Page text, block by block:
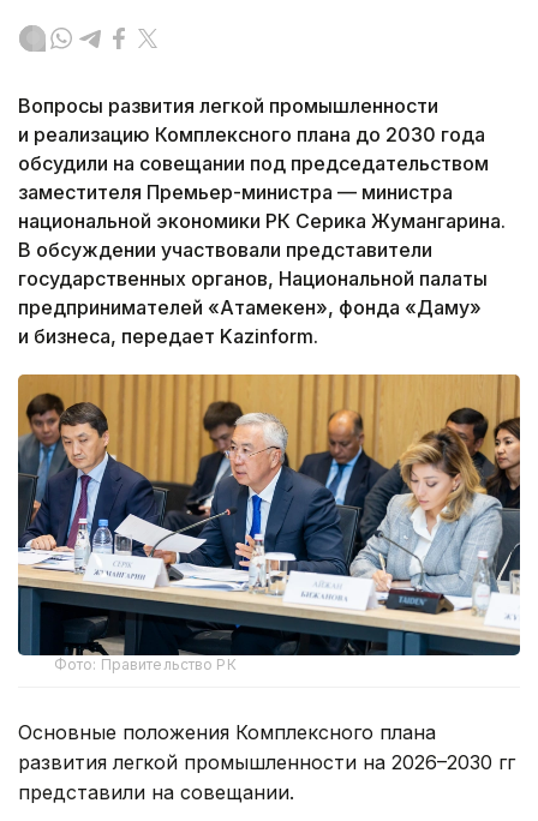
Вопросы развития легкой промышленности
и реализацию Комплексного плана до 2030 года
обсудили на совещании под председательством
заместителя Премьер-министра — министра
национальной экономики РК Серика Жумангарина.
В обсуждении участвовали представители
государственных органов, Национальной палаты
предпринимателей «Атамекен», фонда «Даму»
и бизнеса, передает Kazinform.
Фото: Правительство РК
Основные положения Комплексного плана
развития легкой промышленности на 2026–2030 гг
представили на совещании.